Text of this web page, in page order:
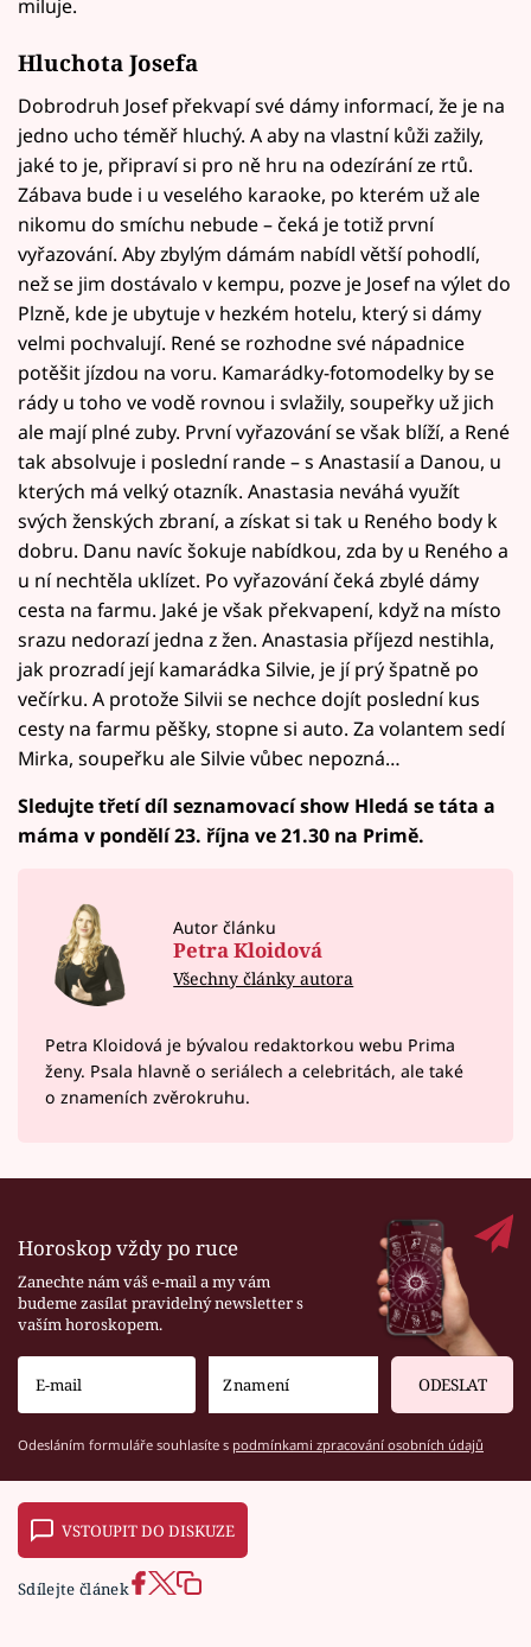
miluje.
Hluchota Josefa
Dobrodruh Josef překvapí své dámy informací, že je na
jedno ucho téměř hluchý. A aby na vlastní kůži zažily,
jaké to je, připraví si pro ně hru na odezírání ze rtů.
Zábava bude i u veselého karaoke, po kterém už ale
nikomu do smíchu nebude – čeká je totiž první
vyřazování. Aby zbylým dámám nabídl větší pohodlí,
než se jim dostávalo v kempu, pozve je Josef na výlet do
Plzně, kde je ubytuje v hezkém hotelu, který si dámy
velmi pochvalují. René se rozhodne své nápadnice
potěšit jízdou na voru. Kamarádky-fotomodelky by se
rády u toho ve vodě rovnou i svlažily, soupeřky už jich
ale mají plné zuby. První vyřazování se však blíží, a René
tak absolvuje i poslední rande – s Anastasií a Danou, u
kterých má velký otazník. Anastasia neváhá využít
svých ženských zbraní, a získat si tak u Reného body k
dobru. Danu navíc šokuje nabídkou, zda by u Reného a
u ní nechtěla uklízet. Po vyřazování čeká zbylé dámy
cesta na farmu. Jaké je však překvapení, když na místo
srazu nedorazí jedna z žen. Anastasia příjezd nestihla,
jak prozradí její kamarádka Silvie, je jí prý špatně po
večírku. A protože Silvii se nechce dojít poslední kus
cesty na farmu pěšky, stopne si auto. Za volantem sedí
Mirka, soupeřku ale Silvie vůbec nepozná…
Sledujte třetí díl seznamovací show Hledá se táta a
máma v pondělí 23. října ve 21.30 na Primě.
Autor článku
Petra Kloidová
Všechny články autora
Petra Kloidová je bývalou redaktorkou webu Prima
ženy. Psala hlavně o seriálech a celebritách, ale také
o znameních zvěrokruhu.
Horoskop vždy po ruce
Zanechte nám váš e-mail a my vám
budeme zasílat pravidelný newsletter s
vaším horoskopem.
ODESLAT
Odesláním formuláře souhlasíte s podmínkami zpracování osobních údajů
VSTOUPIT DO DISKUZE
Sdílejte článek